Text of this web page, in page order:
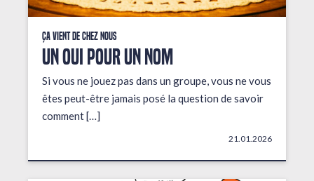
Ça vient de chez nous
UN OUI POUR UN NOM
Si vous ne jouez pas dans un groupe, vous ne vous
êtes peut-être jamais posé la question de savoir
comment […]
21.01.2026